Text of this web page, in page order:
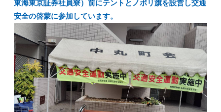
東海東京証券社員寮）前にテントとノボリ旗を設営し交通
安全の啓蒙に参加しています。